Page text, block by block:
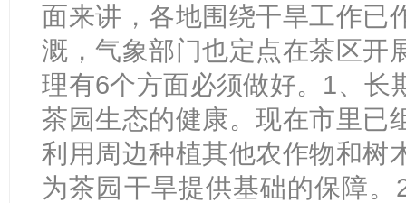
面来讲，各地围绕干旱工作已
溉，气象部门也定点在茶区开
理有6个方面必须做好。1、长
茶园生态的健康。现在市里已
利用周边种植其他农作物和树
为茶园干旱提供基础的保障